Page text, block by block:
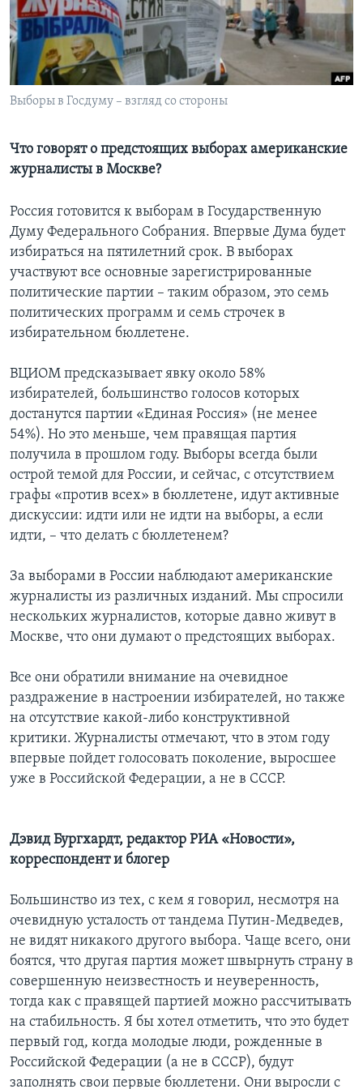
Learning English
СОЦИАЛЬНЫЕ СЕТИ
Языки
Выборы в Госдуму – взгляд со стороны
Что говорят о предстоящих выборах американские
журналисты в Москве?
Россия готовится к выборам в Государственную
Думу Федерального Собрания. Впервые Дума будет
избираться на пятилетний срок. В выборах
участвуют все основные зарегистрированные
политические партии – таким образом, это семь
политических программ и семь строчек в
избирательном бюллетене.
ВЦИОМ предсказывает явку около 58%
избирателей, большинство голосов которых
достанутся партии «Единая Россия» (не менее
54%). Но это меньше, чем правящая партия
получила в прошлом году. Выборы всегда были
острой темой для России, и сейчас, с отсутствием
графы «против всех» в бюллетене, идут активные
дискуссии: идти или не идти на выборы, а если
идти, – что делать с бюллетенем?
За выборами в России наблюдают американские
журналисты из различных изданий. Мы спросили
нескольких журналистов, которые давно живут в
Москве, что они думают о предстоящих выборах.
Все они обратили внимание на очевидное
раздражение в настроении избирателей, но также
на отсутствие какой-либо конструктивной
критики. Журналисты отмечают, что в этом году
впервые пойдет голосовать поколение, выросшее
уже в Российской Федерации, а не в СССР.
Дэвид Бургхардт, редактор РИА «Новости»,
корреспондент и блогер
Большинство из тех, с кем я говорил, несмотря на
очевидную усталость от тандема Путин-Медведев,
не видят никакого другого выбора. Чаще всего, они
боятся, что другая партия может швырнуть страну в
совершенную неизвестность и неуверенность,
тогда как с правящей партией можно рассчитывать
на стабильность. Я бы хотел отметить, что это будет
первый год, когда молодые люди, рожденные в
Российской Федерации (а не в СССР), будут
заполнять свои первые бюллетени. Они выросли с